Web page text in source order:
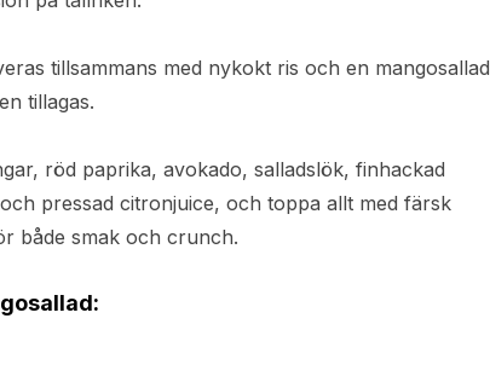
tillsammans med nykokt ris och en mangosallad
tillagas.
röd paprika, avokado, salladslök, finhackad
pressad citronjuice, och toppa allt med färsk
både smak och crunch.